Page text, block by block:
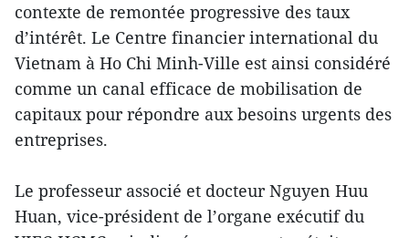
contexte de remontée progressive des taux
d’intérêt. Le Centre financier international du
Vietnam à Ho Chi Minh-Ville est ainsi considéré
comme un canal efficace de mobilisation de
capitaux pour répondre aux besoins urgents des
entreprises.
Le professeur associé et docteur Nguyen Huu
Huan, vice-président de l’organe exécutif du